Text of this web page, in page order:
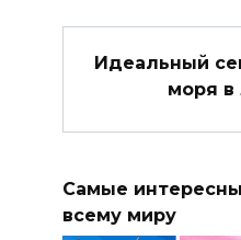
Идеальный
моря в
Самые
всему миру